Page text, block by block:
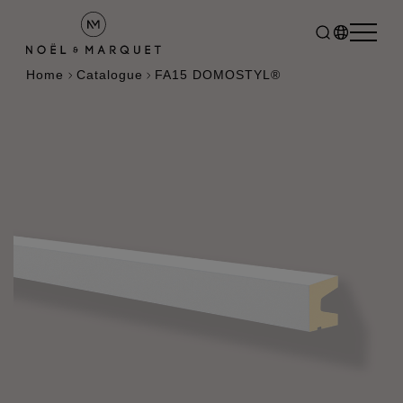
Home Catalogue FA15 DOMOSTYL®